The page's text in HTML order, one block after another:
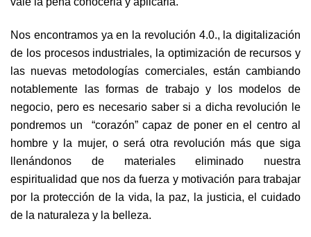
Nos encontramos ya en la revolución 4.0., la digitalización
de los procesos industriales, la optimización de recursos y
las nuevas metodologías comerciales, están cambiando
notablemente las formas de trabajo y los modelos de
negocio, pero es necesario saber si a dicha revolución le
pondremos un “corazón” capaz de poner en el centro al
hombre y la mujer, o será otra revolución más que siga
llenándonos de materiales eliminado nuestra
espiritualidad que nos da fuerza y motivación para trabajar
por la protección de la vida, la paz, la justicia, el cuidado
de la naturaleza y la belleza.